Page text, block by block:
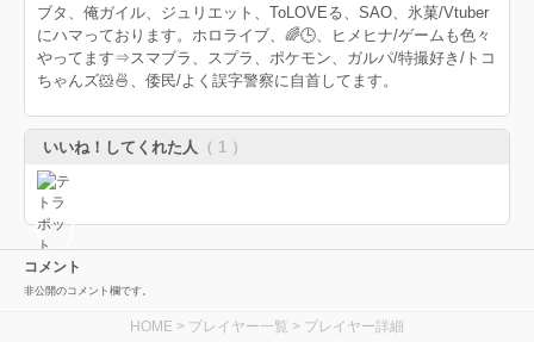
ブタ、俺ガイル、ジュリエット、ToLOVEる、SAO、氷菓/Vtuber
にハマっております。ホロライブ、🌈🕒、ヒメヒナ/ゲームも色々
やってます⇒スマブラ、スプラ、ポケモン、ガルパ/特撮好き/トコ
ちゃんズ🐹🍜、倭民/よく誤字警察に自首してます。
いいね！してくれた人 （ 1 ）
コメント
非公開のコメント欄です。
HOME > プレイヤー一覧 > プレイヤー詳細